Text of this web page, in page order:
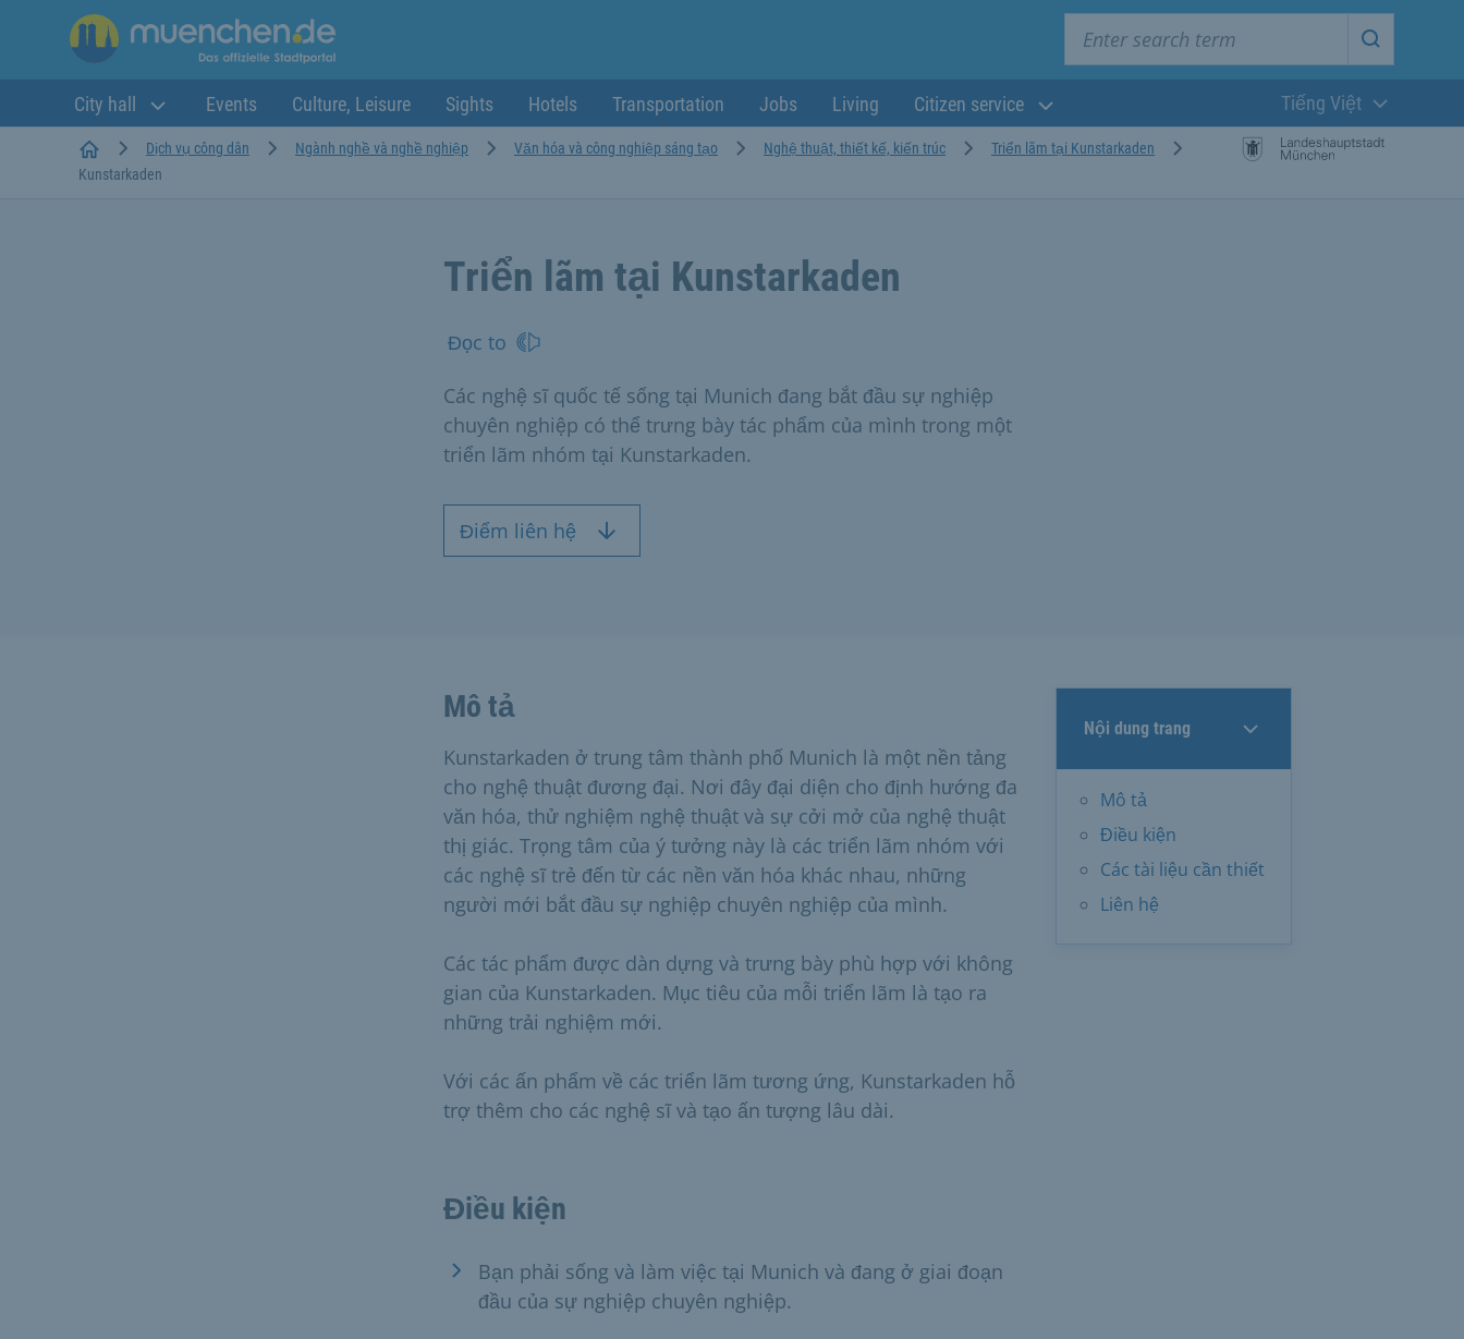
Start
City hall Events Culture, Leisure Sights Hotels Transportation Jobs Living Citizen service
Ngôn ngữ hiện
Tiếng Việt
StartseiteDịch vụ công dân Ngành nghề và nghề nghiệp Văn hóa và công nghiệp sáng tạo Nghệ thuật, thiết kế, kiến trúc
Triển lãm tại Kunstarkaden
Kunstarkaden
Triển lãm tại Kunstarkaden
Đọc to
Các nghệ sĩ quốc tế sống tại Munich đang bắt đầu sự nghiệp
chuyên nghiệp có thể trưng bày tác phẩm của mình trong một
triển lãm nhóm tại Kunstarkaden.
Điểm liên hệ
Nội dung trang
Mô tả
Điều kiện
Các tài liệu cần thiết
Liên hệ
Mô tả
Kunstarkaden ở trung tâm thành phố Munich là một nền tảng
cho nghệ thuật đương đại. Nơi đây đại diện cho định hướng đa
văn hóa, thử nghiệm nghệ thuật và sự cởi mở của nghệ thuật
thị giác. Trọng tâm của ý tưởng này là các triển lãm nhóm với
các nghệ sĩ trẻ đến từ các nền văn hóa khác nhau, những
người mới bắt đầu sự nghiệp chuyên nghiệp của mình.
Các tác phẩm được dàn dựng và trưng bày phù hợp với không
gian của Kunstarkaden. Mục tiêu của mỗi triển lãm là tạo ra
những trải nghiệm mới.
Với các ấn phẩm về các triển lãm tương ứng, Kunstarkaden hỗ
trợ thêm cho các nghệ sĩ và tạo ấn tượng lâu dài.
Điều kiện
Bạn phải sống và làm việc tại Munich và đang ở giai đoạn
đầu của sự nghiệp chuyên nghiệp.